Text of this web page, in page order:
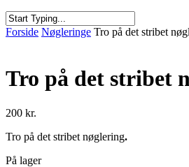
Close
Forside Nøgleringe Tro på det stribet
Tro på det stribet
200 kr.
Tro på det stribet nøglering.
På lager